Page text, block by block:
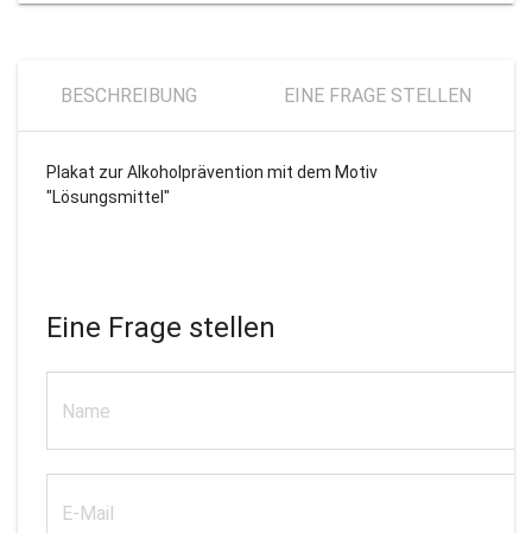
BESCHREIBUNG EINE FRAGE STELLEN
Plakat zur Alkoholprävention mit dem Motiv
"Lösungsmittel"
Eine Frage stellen